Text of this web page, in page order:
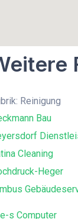
Reinigung
Bau
Cleaning
Heger
s Computer